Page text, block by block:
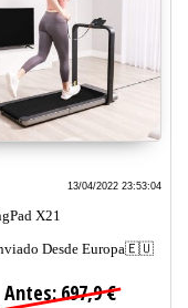
13/04/2022 23:53:04
X21
Desde Europa🇪🇺
Antes: 697,9 €